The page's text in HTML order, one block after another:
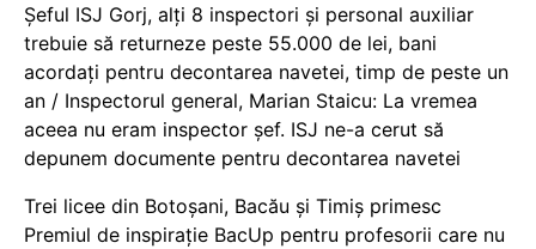
Șeful ISJ Gorj, alți 8 inspectori și personal auxiliar
trebuie să returneze peste 55.000 de lei, bani
acordați pentru decontarea navetei, timp de peste un
an / Inspectorul general, Marian Staicu: La vremea
aceea nu eram inspector șef. ISJ ne-a cerut să
depunem documente pentru decontarea navetei
Trei licee din Botoșani, Bacău și Timiș primesc
Premiul de inspirație BacUp pentru profesorii care nu